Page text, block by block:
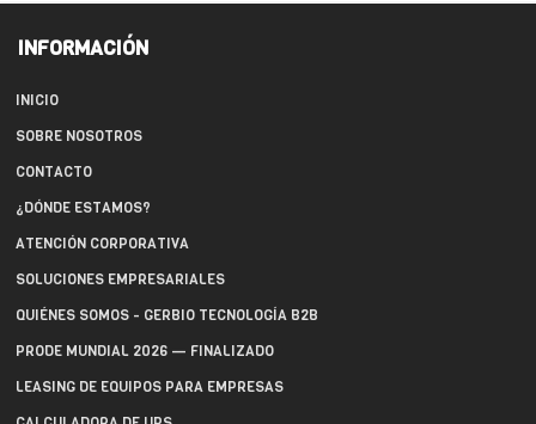
INFORMACIÓN
INICIO
SOBRE NOSOTROS
CONTACTO
¿DÓNDE ESTAMOS?
ATENCIÓN CORPORATIVA
SOLUCIONES EMPRESARIALES
QUIÉNES SOMOS - GERBIO TECNOLOGÍA B2B
PRODE MUNDIAL 2026 — FINALIZADO
LEASING DE EQUIPOS PARA EMPRESAS